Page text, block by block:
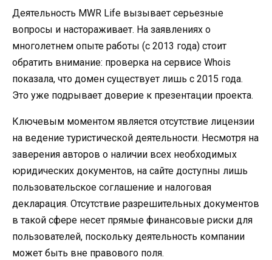
Деятельность MWR Life вызывает серьезные
вопросы и настораживает. На заявлениях о
многолетнем опыте работы (с 2013 года) стоит
обратить внимание: проверка на сервисе Whois
показала, что домен существует лишь с 2015 года.
Это уже подрывает доверие к презентации проекта.
Ключевым моментом является отсутствие лицензии
на ведение туристической деятельности. Несмотря на
заверения авторов о наличии всех необходимых
юридических документов, на сайте доступны лишь
пользовательское соглашение и налоговая
декларация. Отсутствие разрешительных документов
в такой сфере несет прямые финансовые риски для
пользователей, поскольку деятельность компании
может быть вне правового поля.